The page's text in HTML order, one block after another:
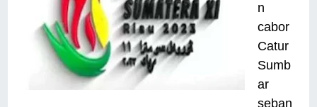
n
cabor
Catur
Sumb
ar
seban